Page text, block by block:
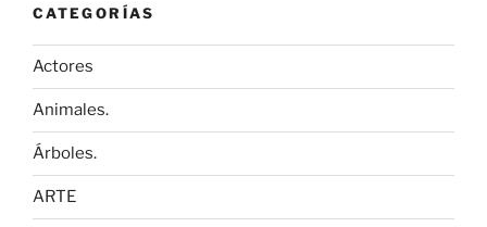
CATEGORÍAS
Actores
Animales.
Árboles.
ARTE